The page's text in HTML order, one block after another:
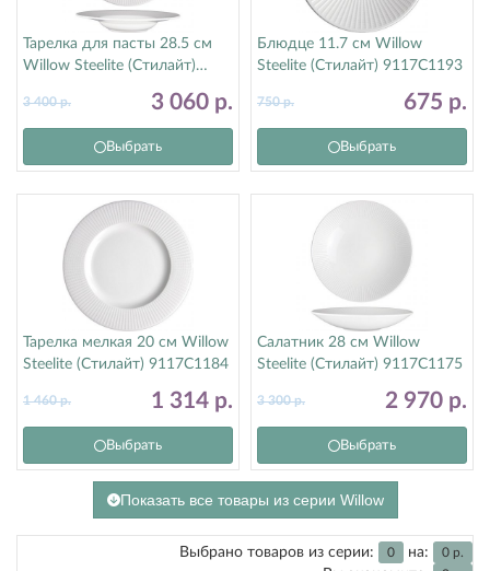
Тарелка для пасты 28.5 см
Willow Steelite (Стилайт)
3 060 р.
3 400р.
Выбрать
Блюдце 11.7 см Willow
Steelite (Стилайт) 9117C1193
675 р.
750р.
Выбрать
Тарелка мелкая 20 см Willow
Steelite (Стилайт) 9117C1184
1 314 р.
1 460р.
Выбрать
Салатник 28 см Willow
Steelite (Стилайт) 9117C1175
2 970 р.
3 300р.
Выбрать
Показать все товары из серии Willow
Выбрано товаров из серии: 0 на: 0 р.